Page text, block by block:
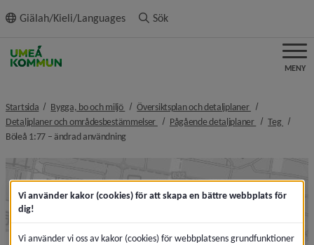
innehållet
Giälah/Kieli/Languages Sök
MENY
Startsida Bygga, bo och miljö nivå i brödsmulenavigeringen
Översiktsplan och detaljplaner nivå i
Detaljplaner och områdesbestämmelser nivå i brödsmulenavigeringen
Pågående detaljplaner nivå i
Teg nivå i
Böleå 1:77 – ändrad användningnivå i brödsmulenavigeringen
Vi använder kakor (cookies) för att skapa en bättre webbplats för
dig!
Vi använder vi oss av kakor (cookies) för webbplatsens grundfunktioner